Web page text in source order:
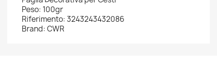
Peso: 100gr
Riferimento: 3243243432086
Brand: CWR